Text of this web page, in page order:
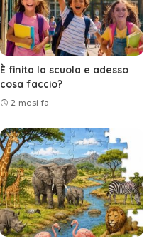
È finita la scuola e adesso
cosa faccio?
2 mesi fa